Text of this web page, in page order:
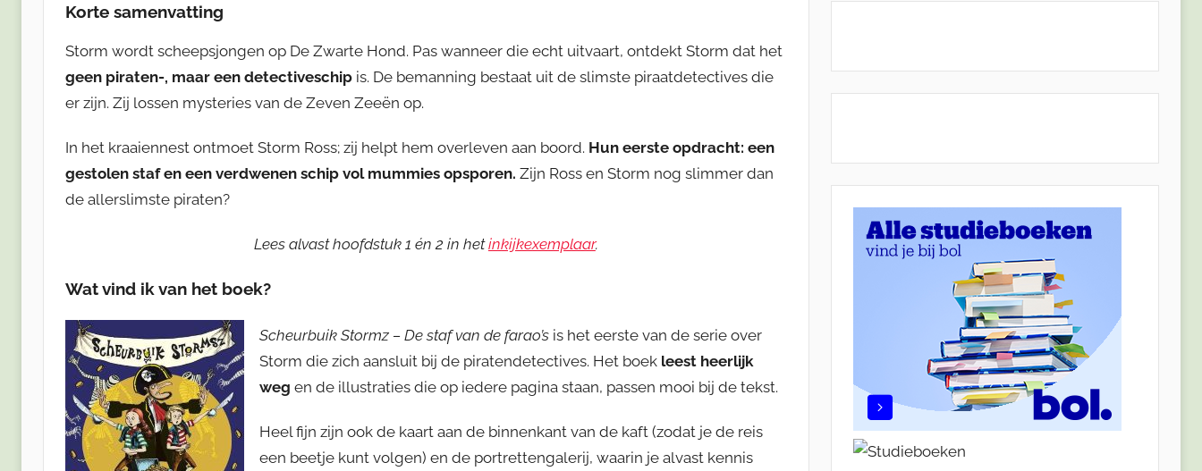
Korte samenvatting
Storm wordt scheepsjongen op De Zwarte Hond. Pas wanneer die echt uitvaart, ontdekt Storm dat het
geen piraten-, maar een detectiveschip is. De bemanning bestaat uit de slimste piraatdetectives die
er zijn. Zij lossen mysteries van de Zeven Zeeën op.
In het kraaiennest ontmoet Storm Ross; zij helpt hem overleven aan boord. Hun eerste opdracht: een
gestolen staf en een verdwenen schip vol mummies opsporen. Zijn Ross en Storm nog slimmer dan
de allerslimste piraten?
Lees alvast hoofdstuk 1 én 2 in hetinkijkexemplaar.
Wat vind ik van het boek?
Scheurbuik Stormz – De staf van de farao’s is het eerste van de serie over
Storm die zich aansluit bij de piratendetectives. Het boek leest heerlijk
weg en de illustraties die op iedere pagina staan, passen mooi bij de tekst.
Heel fijn zijn ook de kaart aan de binnenkant van de kaft (zodat je de reis
een beetje kunt volgen) en de portrettengalerij, waarin je alvast kennis